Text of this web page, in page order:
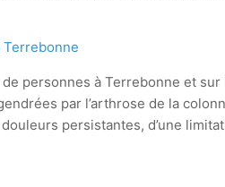
personnes à Terrebonne et sur
par l’arthrose de la
persistantes, d’une